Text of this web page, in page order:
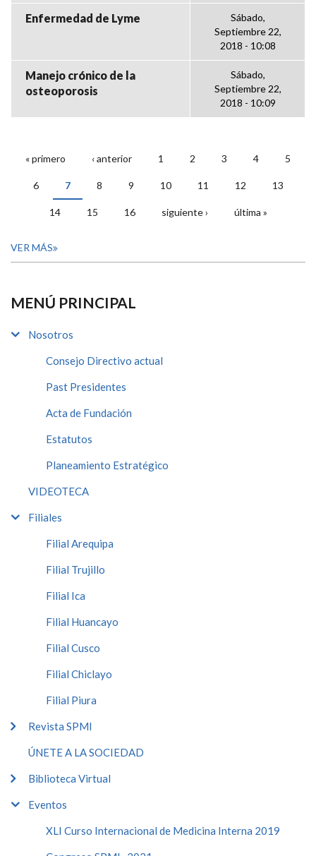
Enfermedad de Lyme
Sábado,
Septiembre 22,
2018 - 10:08
Manejo crónico de la
osteoporosis
Sábado,
Septiembre 22,
2018 - 10:09
PÁGINAS
« primero ‹ anterior 1 2 3 4 5
6 7 8 9 10 11 12 13
14 15 16 siguiente › última »
VER MÁS
MENÚ PRINCIPAL
Nosotros
Consejo Directivo actual
Past Presidentes
Acta de Fundación
Estatutos
Planeamiento Estratégico
VIDEOTECA
Filiales
Filial Arequipa
Filial Trujillo
Filial Ica
Filial Huancayo
Filial Cusco
Filial Chiclayo
Filial Piura
Revista SPMI
ÚNETE A LA SOCIEDAD
Biblioteca Virtual
Eventos
XLI Curso Internacional de Medicina Interna 2019